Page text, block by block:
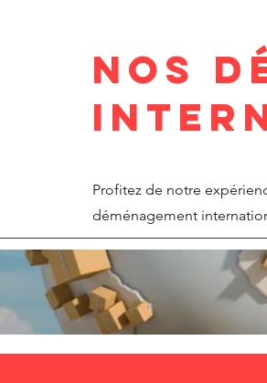
Nos
Profitez de notre
déménagement